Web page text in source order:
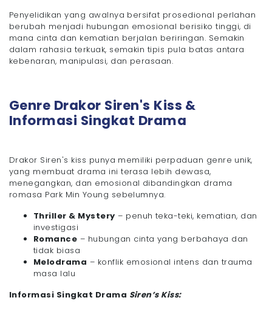
Penyelidikan yang awalnya bersifat prosedional perlahan
berubah menjadi hubungan emosional berisiko tinggi, di
mana cinta dan kematian berjalan beriringan. Semakin
dalam rahasia terkuak, semakin tipis pula batas antara
kebenaran, manipulasi, dan perasaan.
Genre Drakor Siren's Kiss &
Informasi Singkat Drama
Drakor Siren's kiss punya memiliki perpaduan genre unik,
yang membuat drama ini terasa lebih dewasa,
menegangkan, dan emosional dibandingkan drama
romasa Park Min Young sebelumnya.
Thriller & Mystery – penuh teka-teki, kematian, dan
investigasi
Romance – hubungan cinta yang berbahaya dan
tidak biasa
Melodrama – konflik emosional intens dan trauma
masa lalu
Informasi Singkat Drama Siren’s Kiss: